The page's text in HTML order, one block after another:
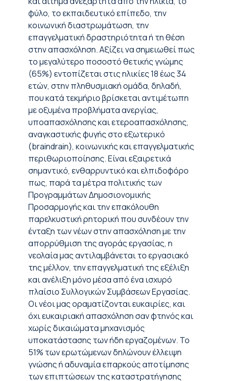
φύλο, το εκπαιδευτικό επίπεδο, την
κοινωνική διαστρωμάτωση, την
επαγγελματική δραστηριότητα ή τη θέση
στην απασχόληση. Αξίζει να σημειωθεί πως
το μεγαλύτερο ποσοστό θετικής γνώμης
(65%) εντοπίζεται στις ηλικίες 18 έως 34
ετών, στην πληθυσμιακή ομάδα, δηλαδή,
που κατά τεκμήριο βρίσκεται αντιμέτωπη
με οξυμένα προβλήματα ανεργίας,
υποαπασχόλησης και ετεροαπασχόλησης,
αναγκαστικής φυγής στο εξωτερικό
(braindrain), κοινωνικής και επαγγελματικής
περιθωριοποίησης. Είναι εξαιρετικά
σημαντικό, ενθαρρυντικό και ελπιδοφόρο
πως, παρά τα μέτρα πολιτικής των
Προγραμμάτων Δημοσιονομικής
Προσαρμογής και την επακόλουθη
παρελκυστική ρητορική που συνδέουν την
ένταξη των νέων στην απασχόληση με την
απορρύθμιση της αγοράς εργασίας, η
νεολαία μας αντιλαμβάνεται το εργασιακό
της μέλλον, την επαγγελματική της εξέλιξη
και ανέλιξη μόνο μέσα από ένα ισχυρό
πλαίσιο Συλλογικών Συμβάσεων Εργασίας.
Οι νέοι μας οραματίζονται ευκαιρίες, και
όχι ευκαιριακή απασχόληση σαν φτηνός και
χωρίς δικαιώματα μηχανισμός
υποκατάστασης των ήδη εργαζομένων. Το
51% των ερωτώμενων δηλώνουν έλλειψη
γνώσης ή αδυναμία επαρκούς αποτίμησης
των επιπτώσεων της καταστρατήγησης